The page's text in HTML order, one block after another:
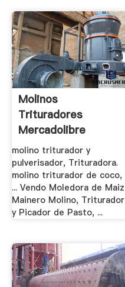
Molinos
Trituradores
Mercadolibre
molino triturador y
pulverisador, Trituradora.
molino triturador de coco,
... Vendo Moledora de Maiz
Mainero Molino, Triturador
y Picador de Pasto, ...